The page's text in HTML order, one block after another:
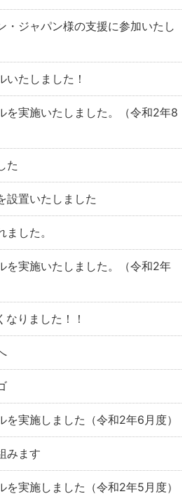
・ジャパン様の支援に参加いたし
いたしました！
を実施いたしました。（令和2年8
た
設置いたしました
した。
を実施いたしました。（令和2年
りました！！
を実施しました（令和2年6月度）
みます
を実施しました（令和2年5月度）